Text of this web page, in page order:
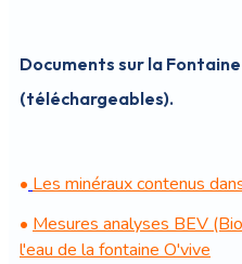
Documents sur la
(téléchargeables).
• Les minéraux contenus
• Mesures analyses BEV
l'eau de la fontaine O'vive